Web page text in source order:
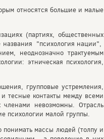
относятся большие и малые
(партиях, общественных
названия "психология нации",
неоднозначно трактуемым
этническая психология,
групповые устремления,
тесные контакты между всеми
невозможны. Отрасль
психологии малой группы.
массы людей (толпу и